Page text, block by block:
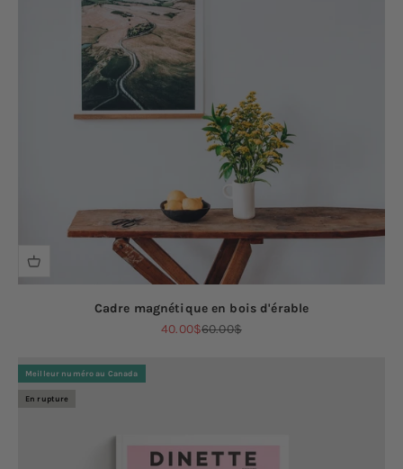
Cadre magnétique en bois d'érable
Prix de vente
40.00$Prix normal
60.00$
Meilleur numéro au Canada
En rupture